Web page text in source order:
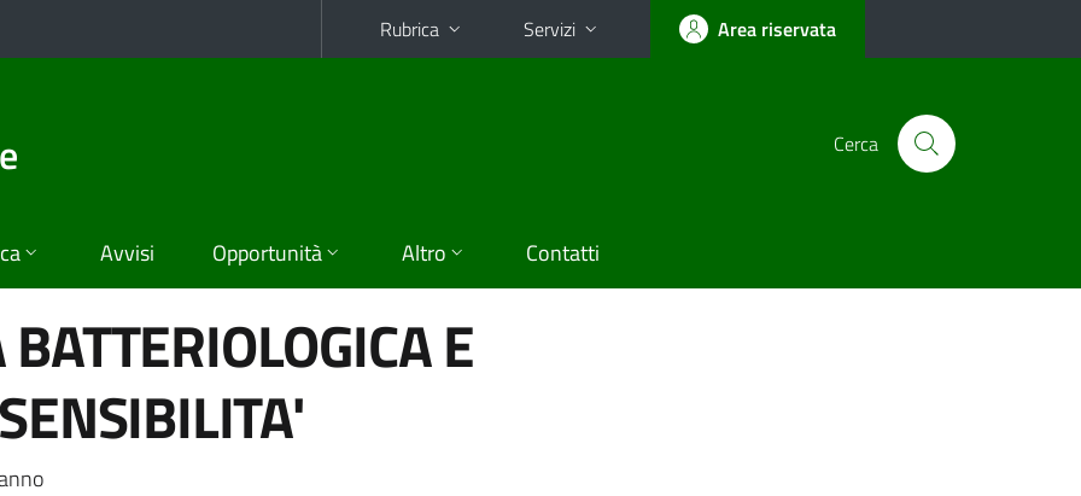
Rubrica Servizi Area riservata
Cerca
Avvisi Opportunità Altro Contatti
E